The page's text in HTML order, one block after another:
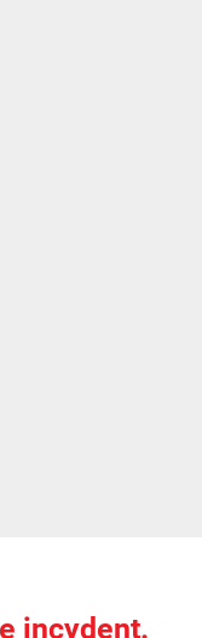
incydent.